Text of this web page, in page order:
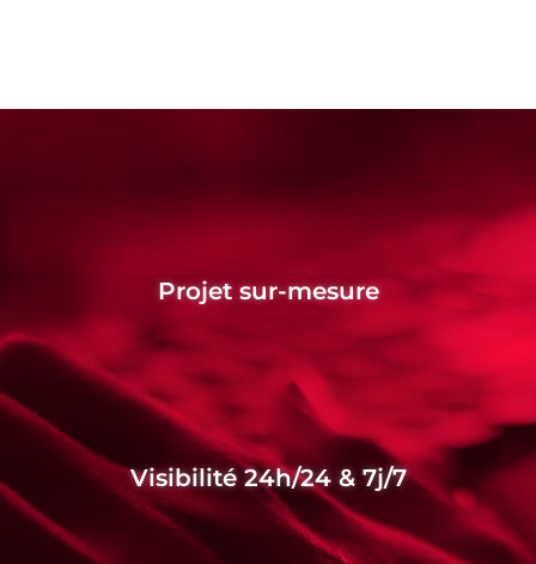
Projet sur-mesure
Visibilité 24h/24 & 7j/7